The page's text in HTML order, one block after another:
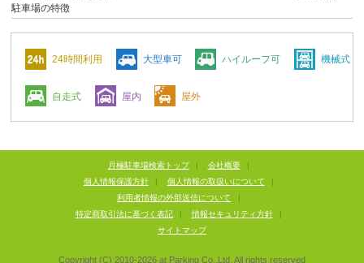
駐車場の特徴
24時間利用 大型車可 ハイルーフ可 機械式
自走式 屋内 屋外
月極駐車場検索トップ 会社概要
個人情報保護方針
個人情報の取扱いについて
利用者情報の外部送信について
特定商取引法に基づく表記
情報セキュリティ方針
サイトマップ
Copyright (C) 2010-2026 at Parking Co.,Ltd. All rights reserved